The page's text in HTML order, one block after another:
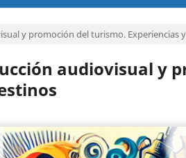
y promoción del turismo. Experiencias
audiovisual y